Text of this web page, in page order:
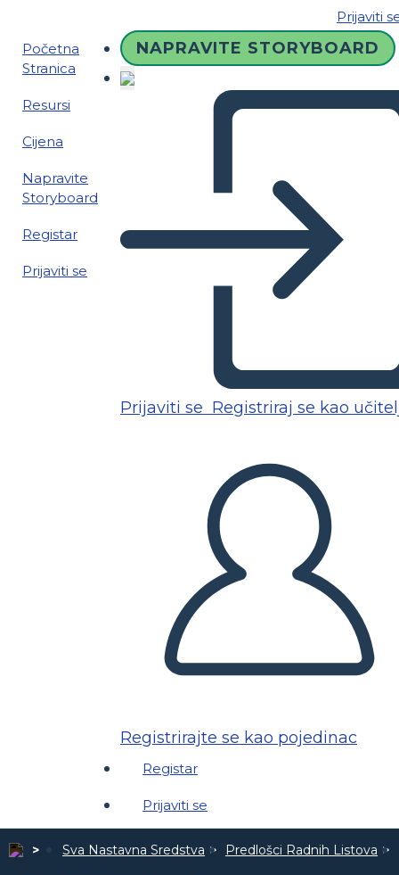
Prijaviti
Početna
Stranica
Resursi
Cijena
Napravite
Storyboard
Registar
Prijaviti se
NAPRAVITE STORYBOARD
Prijaviti se Registriraj se kao
Registrirajte se kao pojedinac
Registar
Prijaviti se
Sva Nastavna Sredstva Predlošci Radnih Listova